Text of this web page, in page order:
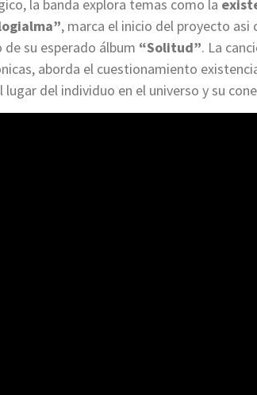
la banda explora temas como la
, marca el inicio del proyecto asi
su esperado álbum “Solitud”. La
aborda el cuestionamiento
del individuo en el universo y su